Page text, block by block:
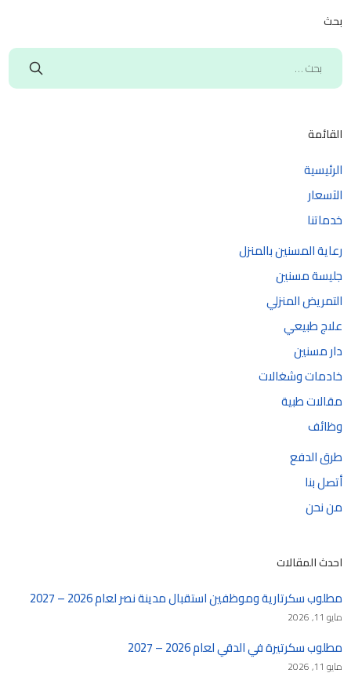
بحث
القائمة
الرئيسية
الآسعار
خدماتنا
رعاية المسنين بالمنزل
جليسة مسنين
التمريض المنزلي
علاج طبيعي
دار مسنين
خادمات وشغالات
مقالات طبية
وظائف
طرق الدفع
أتصل بنا
من نحن
احدث المقالات
مطلوب سكرتارية وموظفين استقبال مدينة نصر لعام 2026 – 2027
مايو 11, 2026
مطلوب سكرتيرة في الدقي لعام 2026 – 2027
مايو 11, 2026